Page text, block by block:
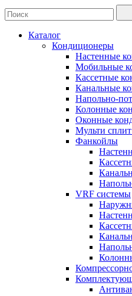
Каталог
Кондиционеры
Настенные
Мобильные
Кассетные
Канальные
Напольно-
Колонные
Оконные
Мульти
Фанкойлы
VRF системы